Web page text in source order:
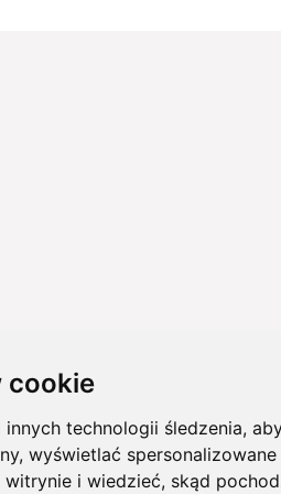
cookie
technologii śledzenia,
wyświetlać
i wiedzieć, skąd